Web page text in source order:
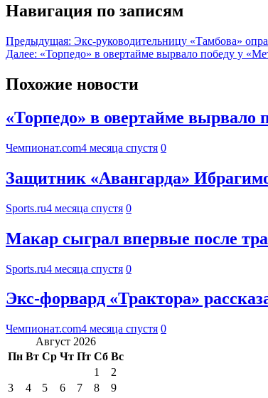
Навигация по записям
Предыдущая: Экс-руководительницу «Тамбова»
Далее: «Торпедо» в овертайме вырвало победу у
Похожие новости
«Торпедо» в овертайме
Чемпионат.com4 месяца спустя 0
Защитник «Авангарда»
Sports.ru4 месяца спустя 0
Макар сыграл впервые после
Sports.ru4 месяца спустя 0
Экс-форвард «Трактора»
Чемпионат.com4 месяца спустя 0
Август 2026
Пн Вт Ср Чт Пт Сб Вс
1
2
3
4 5 6 7 8
9